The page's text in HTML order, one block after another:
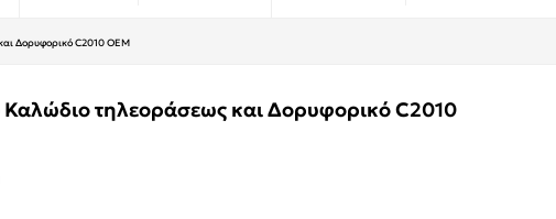
Δορυφορικό C2010 OEM
τηλεοράσεως και Δορυφορικό C2010